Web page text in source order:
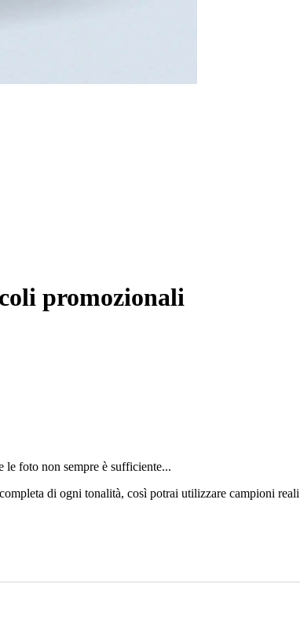
promozionali
foto non sempre è sufficiente...
di ogni tonalità, così potrai utilizzare campioni